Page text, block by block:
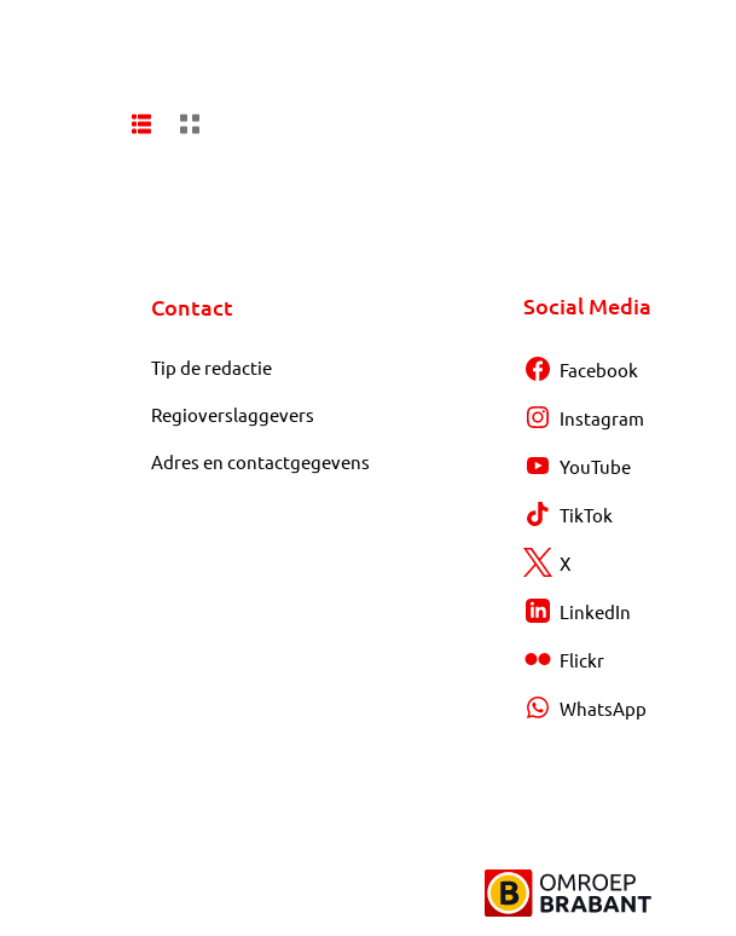
Contact
Tip de redactie
Regioverslaggevers
Adres en contactgegevens
Social Media
Facebook
Instagram
YouTube
TikTok
X
LinkedIn
Flickr
WhatsApp